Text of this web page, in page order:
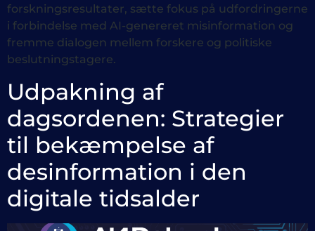
forskningsresultater, sætte fokus på udfordringerne
i forbindelse med AI-genereret misinformation og
fremme dialogen mellem forskere og politiske
beslutningstagere.
Udpakning af
dagsordenen: Strategier
til bekæmpelse af
desinformation i den
digitale tidsalder